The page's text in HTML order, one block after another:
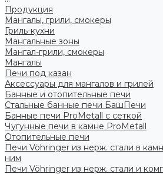
Продукция
Мангалы, грили, смокеры
Гриль-кухни
Мангальные зоны
Мангал-грили, смокеры
Мангалы
Печи под казан
Аксессуары для мангалов и грилей
Банные и отопительные печи
Стальные банные печи БашПечи
Банные печи ProMetall с сеткой
Чугунные печи в камне ProMetall
Отопительные печи
Печи Vöhringer из нерж. стали в
ним
Печи Vöhringer из нерж. стали и